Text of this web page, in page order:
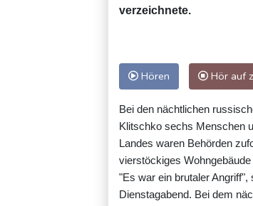
verzeichnete.
Hören Hör auf
Bei den nächtlichen
Klitschko sechs Menschen
Landes waren Behörden
vierstöckiges
"Es war ein brutaler
Dienstagabend. Bei dem